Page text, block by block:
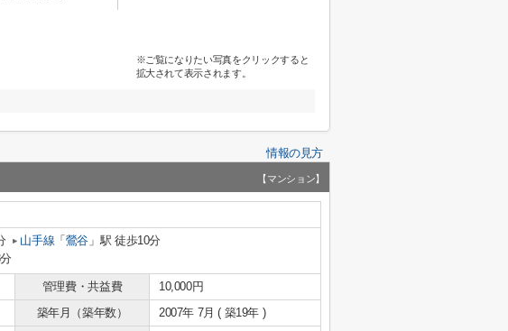
※ご覧になりたい写真をクリックすると
拡大されて表示されます。
情報の見方
【マンション】
山手線 「 鶯谷 」駅 徒歩10分
管理費・共益費
10,000円
築年月（築年数） 2007年 7月 ( 築19年 )